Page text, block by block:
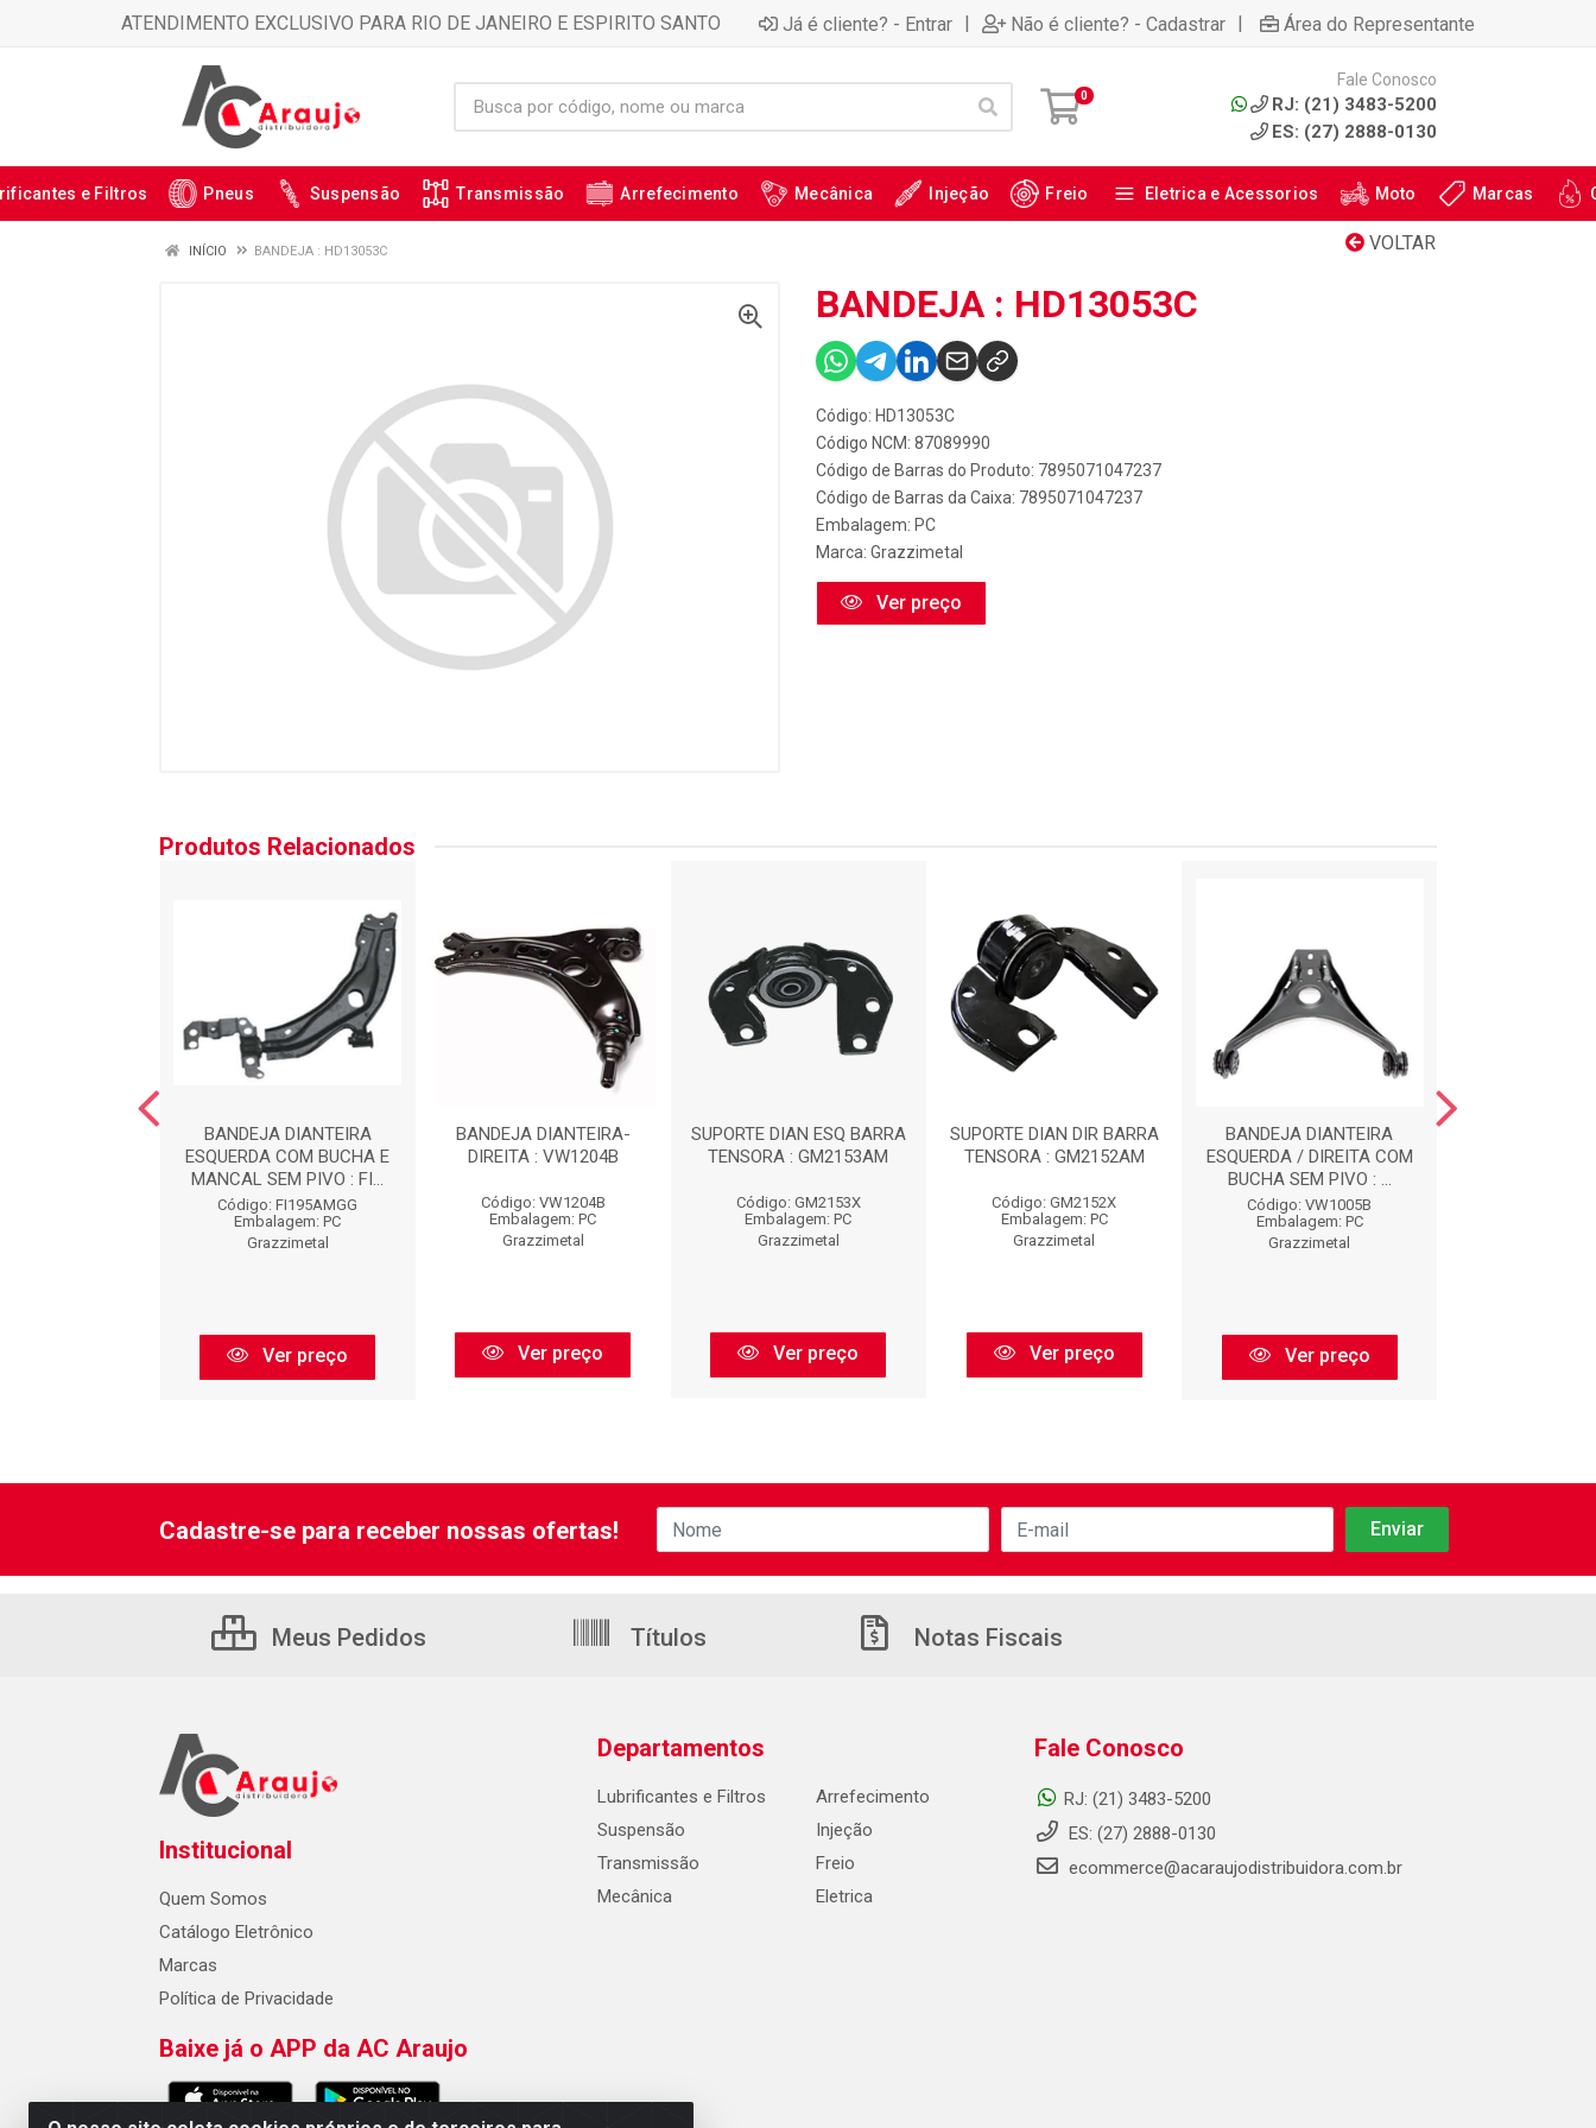
ATENDIMENTO EXCLUSIVO PARA RIO DE JANEIRO E ESPIRITO SANTO Já é cliente? - Entrar | Não é cliente? - Cadastrar | Área do Representante
0
Fale Conosco
RJ: (21) 3483-5200
ES: (27) 2888-0130
e Filtros Pneus Suspensão Transmissão Arrefecimento Mecânica Injeção Freio Eletrica e Acessorios Moto Marcas
VOLTAR
INÍCIO BANDEJA : HD13053C
BANDEJA : HD13053C
Código: HD13053C
Código NCM: 87089990
Código de Barras do Produto: 7895071047237
Código de Barras da Caixa: 7895071047237
Embalagem: PC
Marca: Grazzimetal
Ver preço
Produtos Relacionados
BANDEJA DIANTEIRA
ESQUERDA COM BUCHA E
MANCAL SEM PIVO : FI...
Código: FI195AMGG
Embalagem: PC
Grazzimetal
Ver preço
BANDEJA DIANTEIRA-
DIREITA : VW1204B
Código: VW1204B
Embalagem: PC
Grazzimetal
Ver preço
SUPORTE DIAN ESQ BARRA
TENSORA : GM2153AM
Código: GM2153X
Embalagem: PC
Grazzimetal
Ver preço
SUPORTE DIAN DIR BARRA
TENSORA : GM2152AM
Código: GM2152X
Embalagem: PC
Grazzimetal
Ver preço
BANDEJA DIANTEIRA
ESQUERDA / DIREITA COM
BUCHA SEM PIVO : ...
Código: VW1005B
Embalagem: PC
Grazzimetal
Ver preço
Cadastre-se para receber nossas ofertas!
Meus Pedidos Títulos Notas Fiscais
Institucional
Quem Somos
Catálogo Eletrônico
Marcas
Política de Privacidade
Baixe já o APP da AC Araujo
Departamentos
Lubrificantes e Filtros
Suspensão
Transmissão
Mecânica
Arrefecimento
Injeção
Freio
Eletrica
Fale Conosco
RJ: (21) 3483-5200
ES: (27) 2888-0130
ecommerce@acaraujodistribuidora.com.br